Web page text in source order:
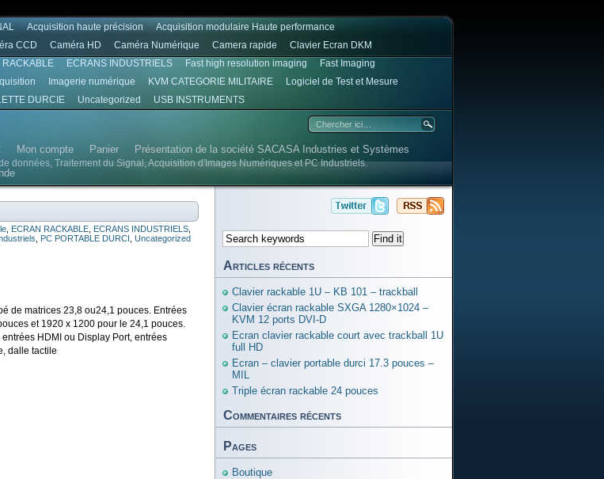
Acquisition haute précision
Acquisition modulaire Haute performance
CCD Caméra HD Caméra Numérique Camera rapide
Clavier Ecran DKM
RACKABLE ECRANS INDUSTRIELS Fast high resolution imaging
Fast Imaging
Imagerie numérique KVM CATEGORIE MILITAIRE
Logiciel de Test et Mesure
DURCIE Uncategorized USB INSTRUMENTS
données, Traitement du Signal, Acquisition d'Images Numériques et PC Industriels.
Mon compte Panier
Présentation de la société SACASA Industries et Systèmes
ECRAN RACKABLE ECRANS INDUSTRIELS
PC PORTABLE DURCI Uncategorized
de matrices 23,8 ou24,1 pouces. Entrées
et 1920 x 1200 pour le 24,1 pouces.
HDMI ou Display Port, entrées
dalle tactile
Articles récents
Clavier rackable 1U – KB 101 – trackball
Clavier écran rackable SXGA 1280×1024 –
KVM 12 ports DVI-D
Ecran clavier rackable court avec trackball 1U
full HD
Ecran – clavier portable durci 17.3 pouces –
MIL
Triple écran rackable 24 pouces
Commentaires récents
Pages
Boutique